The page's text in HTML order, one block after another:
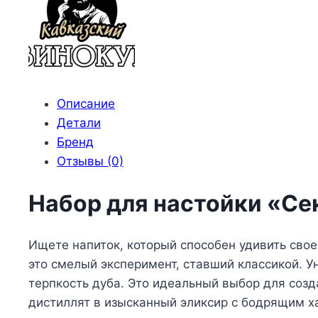
формула
№2
Описание
Детали
Бренд
Отзывы (0)
Набор для настойки
Ищете напиток, который способен удивить
это смелый эксперимент, ставший классикой.
терпкость дуба. Это идеальный выбор для
дистиллят в изысканный эликсир с бодрящим